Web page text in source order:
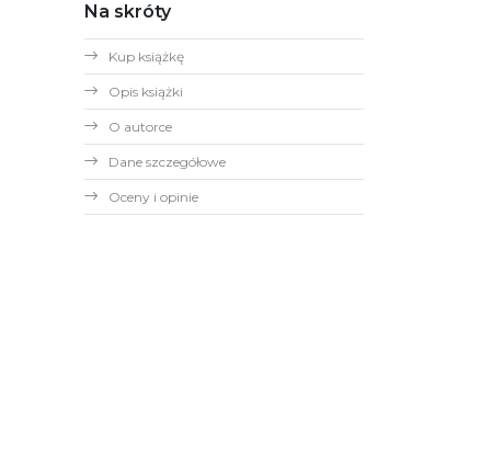
Na skróty
Kup książkę
Opis książki
O autorce
Dane szczegółowe
Oceny i opinie